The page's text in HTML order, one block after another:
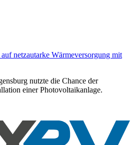
netzautarke Wärmeversorgung mit
nutzte die Chance der
einer Photovoltaikanlage.